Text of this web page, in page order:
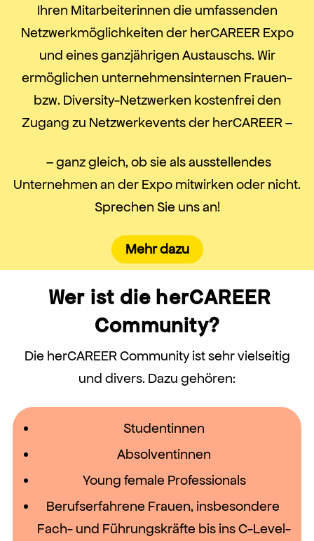
Ihren Mitarbeiterinnen die umfassenden
Netzwerkmöglichkeiten der herCAREER Expo
und eines ganzjährigen Austauschs. Wir
ermöglichen unternehmensinternen Frauen-
bzw. Diversity-Netzwerken kostenfrei den
Zugang zu Netzwerkevents der herCAREER –
– ganz gleich, ob sie als ausstellendes
Unternehmen an der Expo mitwirken oder nicht.
Sprechen Sie uns an!
Mehr dazu
Wer ist die herCAREER
Community?
Die herCAREER Community ist sehr vielseitig
und divers. Dazu gehören:
Studentinnen
Absolventinnen
Young female Professionals
Berufserfahrene Frauen, insbesondere
Fach- und Führungskräfte bis ins C-Level-